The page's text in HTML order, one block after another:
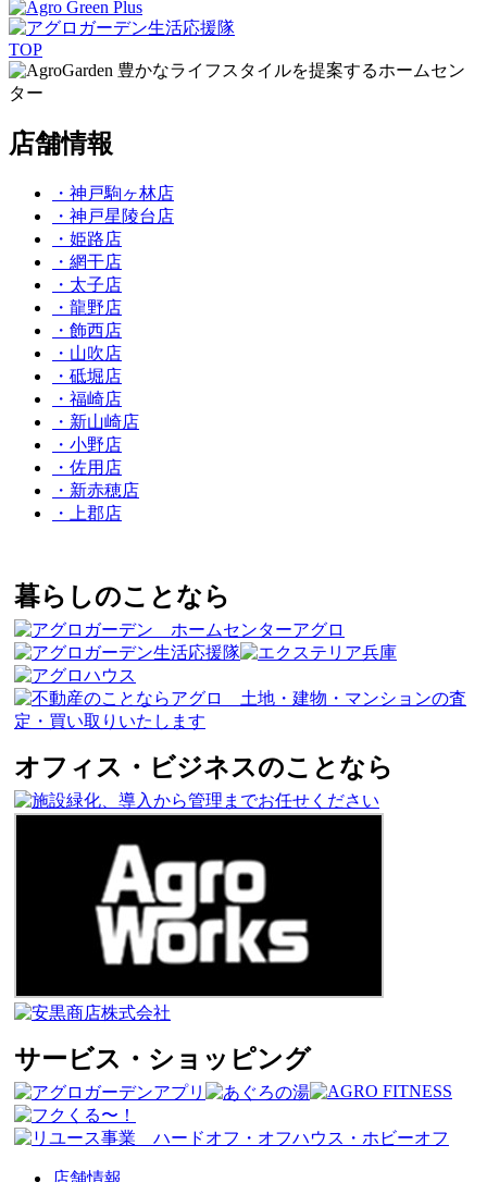
TOP
豊かなライフスタイルを提案するホームセン
ター
店舗情報
・神戸駒ヶ林店
・神戸星陵台店
・姫路店
・網干店
・太子店
・龍野店
・飾西店
・山吹店
・砥堀店
・福崎店
・新山崎店
・小野店
・佐用店
・新赤穂店
・上郡店
暮らしのことなら
オフィス・ビジネスのことなら
サービス・ショッピング